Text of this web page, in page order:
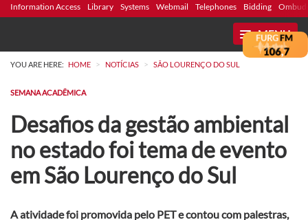
Information Access Library Systems Webmail Telephones Bidding
MENU
YOU ARE HERE: HOME > NOTÍCIAS > SÃO LOURENÇO DO SUL
SEMANA ACADÊMICA
Desafios da gestão ambiental
no estado foi tema de evento
em São Lourenço do Sul
A atividade foi promovida pelo PET e contou com palestras,